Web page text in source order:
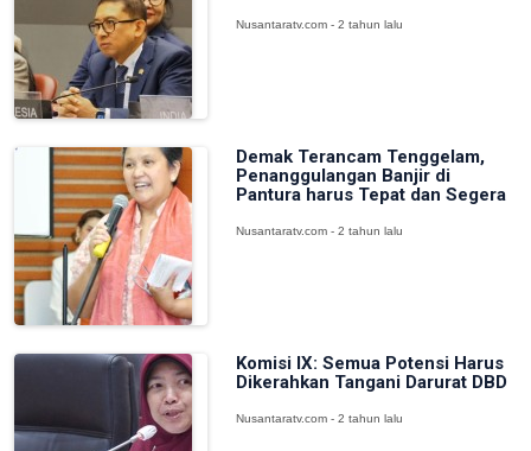
Nusantaratv.com - 2 tahun lalu
Demak Terancam Tenggelam,
Penanggulangan Banjir di
Pantura harus Tepat dan Segera
Nusantaratv.com - 2 tahun lalu
Komisi IX: Semua Potensi Harus
Dikerahkan Tangani Darurat DBD
Nusantaratv.com - 2 tahun lalu